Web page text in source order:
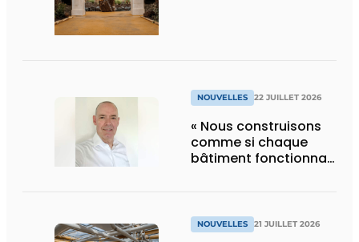
NOUVELLES 22 JUILLET 2026
« Nous construisons
comme si chaque
bâtiment fonctionnait
»NOUVELLES 21 JUILLET 2026